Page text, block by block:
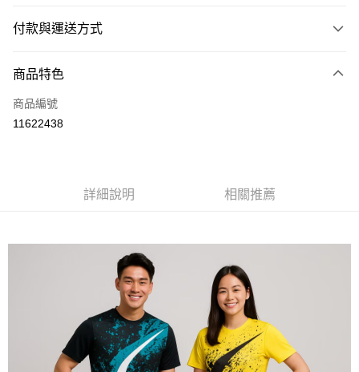
付款與運送方式
信用卡一次付款
運送方式
商品特色
商品編號
11622438
詳細說明 相關推薦